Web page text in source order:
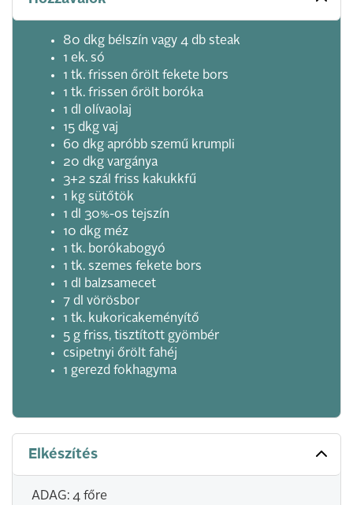
80 dkg bélszín vagy 4 db steak
1 ek. só
1 tk. frissen őrölt fekete bors
1 tk. frissen őrölt boróka
1 dl olívaolaj
15 dkg vaj
60 dkg apróbb szemű krumpli
20 dkg vargánya
3+2 szál friss kakukkfű
1 kg sütőtök
1 dl 30%-os tejszín
10 dkg méz
1 tk. borókabogyó
1 tk. szemes fekete bors
1 dl balzsamecet
7 dl vörösbor
1 tk. kukoricakeményítő
5 g friss, tisztított gyömbér
csipetnyi őrölt fahéj
1 gerezd fokhagyma
Elkészítés
ADAG: 4 főre